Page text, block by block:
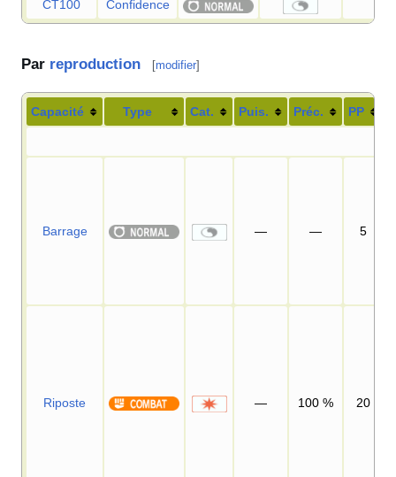
CT100 Confidence
Par reproduction [modifier]
Capacité Type Cat. Puis. Préc. PP
Barrage — — 5
Riposte — 100 % 20